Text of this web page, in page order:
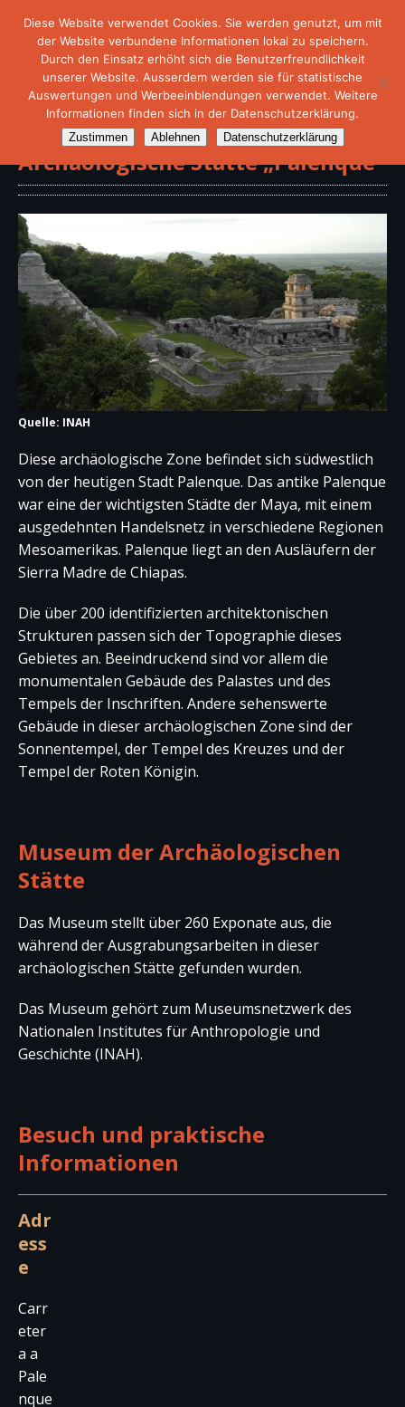
Archäologische Stätte „Palenque“
Quelle: INAH
Diese archäologische Zone befindet sich südwestlich
von der heutigen Stadt Palenque. Das antike Palenque
war eine der wichtigsten Städte der Maya, mit einem
ausgedehnten Handelsnetz in verschiedene Regionen
Mesoamerikas. Palenque liegt an den Ausläufern der
Sierra Madre de Chiapas.
Die über 200 identifizierten architektonischen
Strukturen passen sich der Topographie dieses
Gebietes an. Beeindruckend sind vor allem die
monumentalen Gebäude des Palastes und des
Tempels der Inschriften. Andere sehenswerte
Gebäude in dieser archäologischen Zone sind der
Sonnentempel, der Tempel des Kreuzes und der
Tempel der Roten Königin.
Museum der Archäologischen
Stätte
Das Museum stellt über 260 Exponate aus, die
während der Ausgrabungsarbeiten in dieser
archäologischen Stätte gefunden wurden.
Das Museum gehört zum Museumsnetzwerk des
Nationalen Institutes für Anthropologie und
Geschichte (INAH).
Besuch und praktische
Informationen
Adr
ess
e
Carr
eter
a a
Pale
nque
Diese Website verwendet Cookies. Sie werden genutzt, um mit
der Website verbundene Informationen lokal zu speichern.
Durch den Einsatz erhöht sich die Benutzerfreundlichkeit
unserer Website. Ausserdem werden sie für statistische
Auswertungen und Werbeeinblendungen verwendet. Weitere
Informationen finden sich in der Datenschutzerklärung.
Zustimmen Ablehnen Datenschutzerklärung